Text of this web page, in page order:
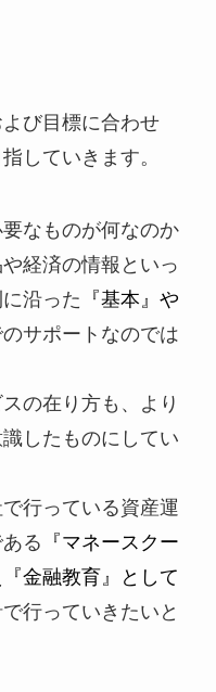
び目標に合わせ
していきます。
なものが何なのか
経済の情報といっ
沿った 『基本』や
サポートなのでは
の在り方も、より
したものにしてい
行っている資産運
る 『マネースクー
金融教育』として
行っていきたいと